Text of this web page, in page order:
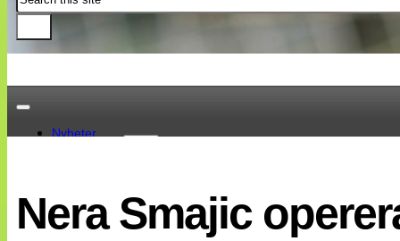
Nyheter
Landslaget
EM 2013
Internationellt
Nera Smajic